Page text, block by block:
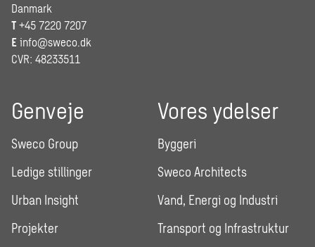
Danmark
T +45 7220 7207
E info@sweco.dk
CVR: 48233511
Genveje
Sweco Group
Ledige stillinger
Urban Insight
Projekter
Vores ydelser
Byggeri
Sweco Architects
Vand, Energi og Industri
Transport og Infrastruktur